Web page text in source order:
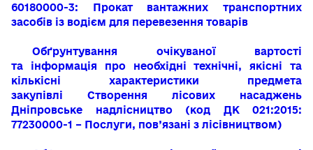
60180000-3: Прокат вантажних транспортних
засобів із водієм для перевезення товарів
Обґрунтування очікуваної вартості
та інформація про необхідні технічні, якісні та
кількісні характеристики предмета
закупівлі Створення лісових насаджень
Дніпровське надлісництво (код ДК 021:2015:
77230000-1 – Послуги, пов’язані з лісівництвом)